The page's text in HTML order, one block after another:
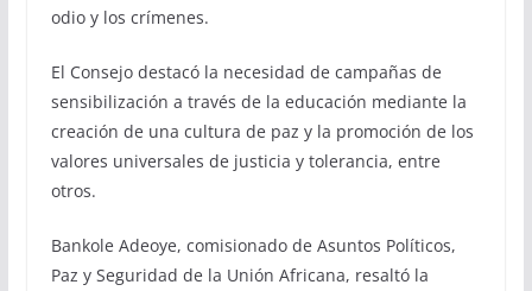
odio y los crímenes.
El Consejo destacó la necesidad de campañas de
sensibilización a través de la educación mediante la
creación de una cultura de paz y la promoción de los
valores universales de justicia y tolerancia, entre
otros.
Bankole Adeoye, comisionado de Asuntos Políticos,
Paz y Seguridad de la Unión Africana, resaltó la